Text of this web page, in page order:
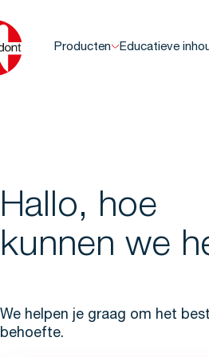
Producten Educatieve
Hallo, hoe
kunnen we
We helpen je graag om het
behoefte.